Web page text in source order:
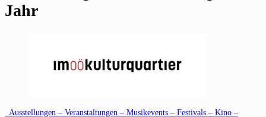
Jahr
Ausstellungen – Veranstaltungen – Musikevents – Festivals – Kino –